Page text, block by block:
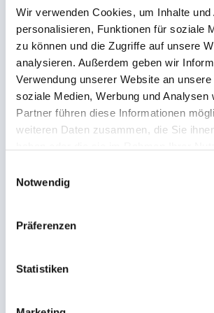
Wir verwenden Cookies, um Inhalte und
personalisieren, Funktionen für soziale
zu können und die Zugriffe auf unsere
analysieren. Außerdem geben wir
Verwendung unserer Website an
soziale Medien, Werbung und Analysen
Partner führen diese Informationen
weiteren Daten zusammen, die Sie
Notwendig
Präferenzen
Statistiken
Piraten-
met
kleine gasten spel en avontuur en beleven ze
onbetwiste topper voor jong en oud is de